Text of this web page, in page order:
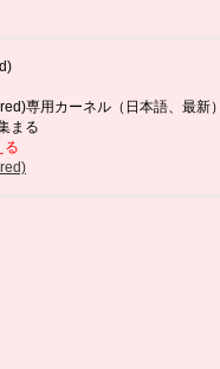
専用カーネル（日本語、最新）
まる
る